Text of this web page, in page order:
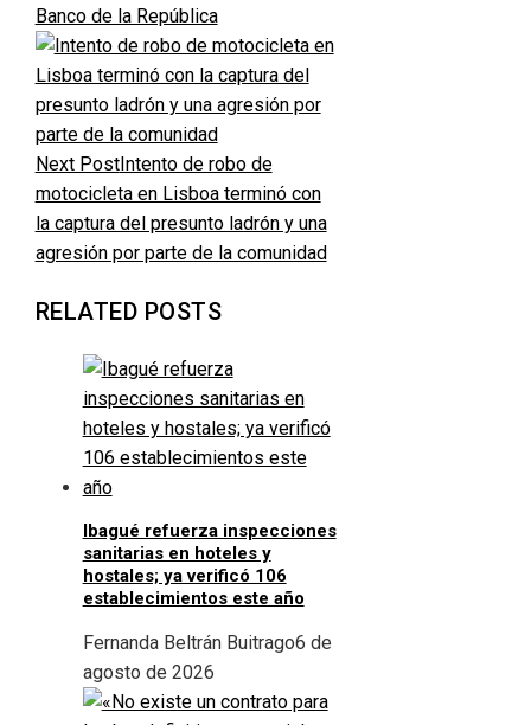
Banco de la República
Next PostIntento de robo de
motocicleta en Lisboa terminó con
la captura del presunto ladrón y una
agresión por parte de la comunidad
RELATED POSTS
Ibagué refuerza inspecciones
sanitarias en hoteles y
hostales; ya verificó 106
establecimientos este año
Fernanda Beltrán Buitrago6 de
agosto de 2026